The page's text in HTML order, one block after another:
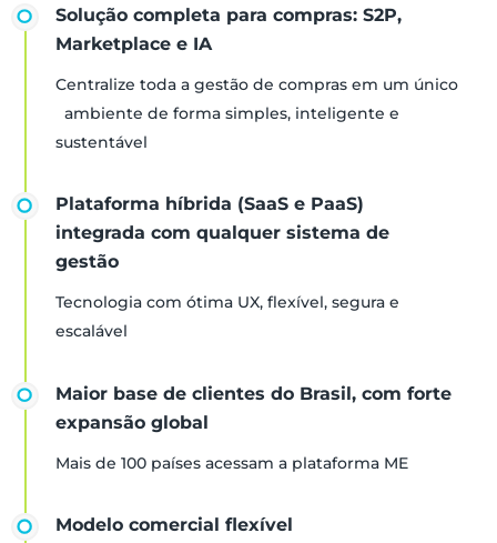
Solução completa para compras: S2P,
Marketplace e IA
Centralize toda a gestão de compras em um único
ambiente de forma simples, inteligente e
sustentável
Plataforma híbrida (SaaS e PaaS)
integrada com qualquer sistema de
gestão
Tecnologia com ótima UX, flexível, segura e
escalável
Maior base de clientes do Brasil, com forte
expansão global
Mais de 100 países acessam a plataforma ME
Modelo comercial flexível